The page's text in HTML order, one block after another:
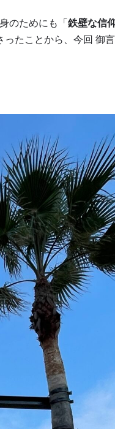
のためにも「鉄壁な信
ったことから、今回 御